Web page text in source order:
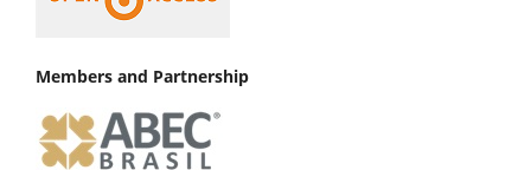
Members and Partnership